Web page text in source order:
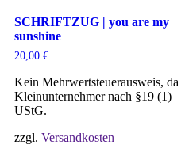
SCHRIFTZUG | you are my
sunshine
20,00 €
Kein Mehrwertsteuerausweis, da
Kleinunternehmer nach §19 (1)
UStG.
zzgl. Versandkosten